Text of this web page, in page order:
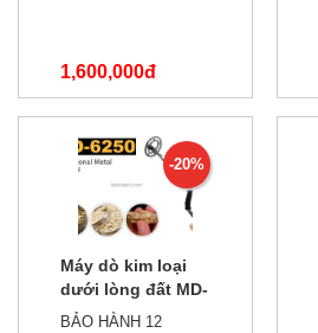
1,600,000đ
1,900,000đ
-20%
Máy dò kim loại
dưới lòng đất MD-
6250 2.5M
BẢO HÀNH 12